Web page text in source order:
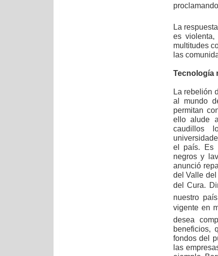
La
es
multitudes
las
Tecnología
La rebelión
al mundo
permitan
ello alude
caudillos
el país. Es
negros y
anunció
del Valle
del Cura.
nuestro
vigente en
desea
beneficios,
fondos del
las